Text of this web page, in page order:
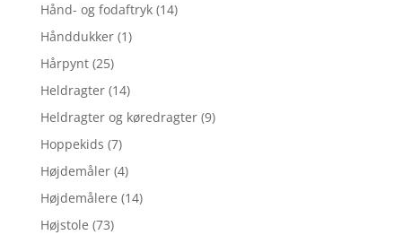
Hånd- og fodaftryk (14)
Hånddukker (1)
Hårpynt (25)
Heldragter (14)
Heldragter og køredragter (9)
Hoppekids (7)
Højdemåler (4)
Højdemålere (14)
Højstole (73)